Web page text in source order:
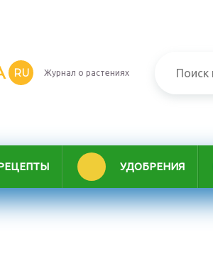
RU Журнал о растениях
УДОБРЕНИЯ